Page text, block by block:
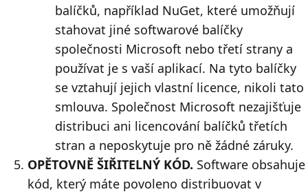
balíčků, například NuGet, které umožňují
stahovat jiné softwarové balíčky
společnosti Microsoft nebo třetí strany a
používat je s vaší aplikací. Na tyto balíčky
se vztahují jejich vlastní licence, nikoli tato
smlouva. Společnost Microsoft nezajišťuje
distribuci ani licencování balíčků třetích
stran a neposkytuje pro ně žádné záruky.
OPĚTOVNĚ ŠIŘITELNÝ KÓD. Software obsahuje
kód, který máte povoleno distribuovat v